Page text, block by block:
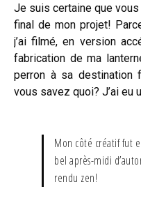
Je suis certaine que
final de mon projet!
j’ai filmé, en version
fabrication de ma
perron à sa destination
vous savez quoi? J’ai eu
Mon côté créatif fut
bel après-midi
rendu zen!